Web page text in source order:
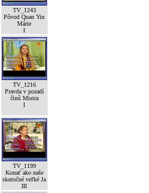
TV_1243
Pôvod Quan Yin
Márie
I
TV_1216
Pravda v pozadí
činů Mistra
I
TV_1199
Konať ako naše
skutočné veľké Ja
III